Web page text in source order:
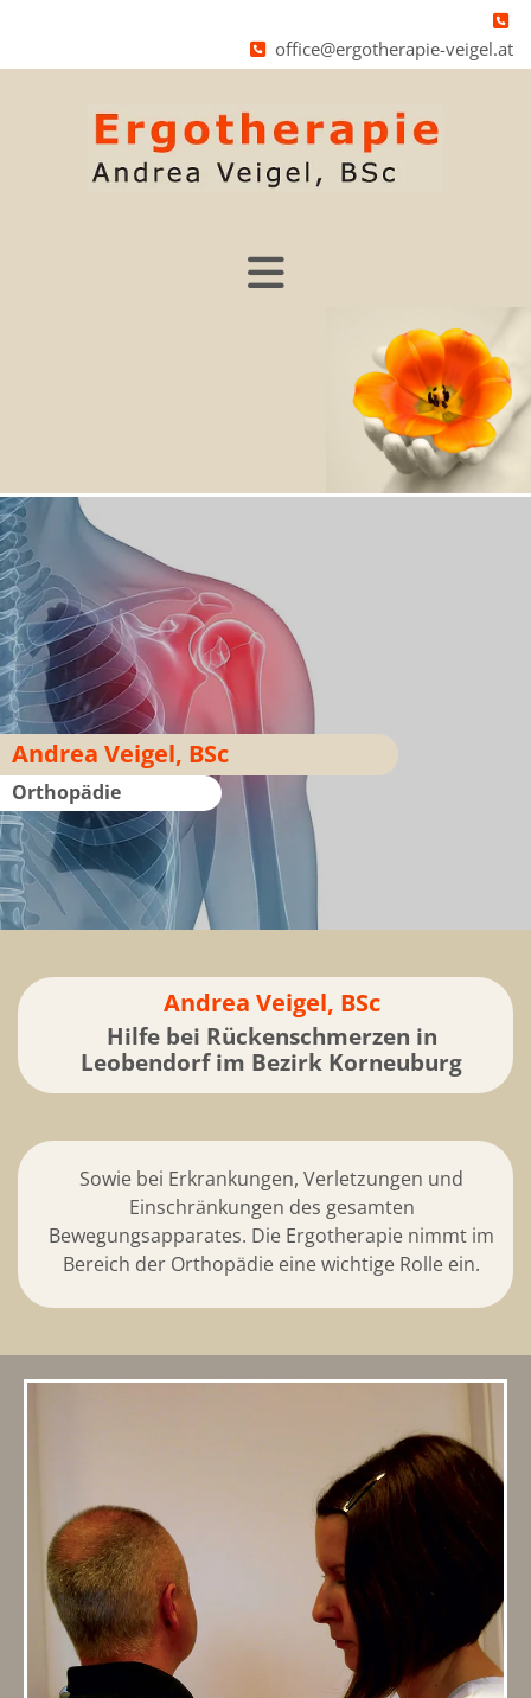


office@ergotherapie-veigel.at
Andrea Veigel, BSc
Orthopädie
Andrea Veigel, BSc
Hilfe bei Rückenschmerzen in
Leobendorf im Bezirk Korneuburg
Sowie bei Erkrankungen, Verletzungen und
Einschränkungen des gesamten
Bewegungsapparates. Die Ergotherapie nimmt im
Bereich der Orthopädie eine wichtige Rolle ein.